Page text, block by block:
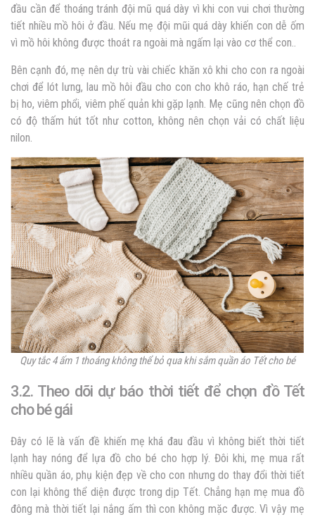
đầu cần để thoáng tránh đội mũ quá dày vì khi con vui chơi thường
tiết nhiều mồ hôi ở đầu. Nếu mẹ đội mũi quá dày khiến con dễ ốm
vì mồ hôi không được thoát ra ngoài mà ngấm lại vào cơ thể con..
Bên cạnh đó, mẹ nên dự trù vài chiếc khăn xô khi cho con ra ngoài
chơi để lót lưng, lau mồ hôi đầu cho con cho khô ráo, hạn chế trẻ
bị ho, viêm phổi, viêm phế quản khi gặp lạnh. Mẹ cũng nên chọn đồ
có độ thấm hút tốt như cotton, không nên chọn vải có chất liệu
nilon.
Quy tắc 4 ấm 1 thoáng không thể bỏ qua khi sắm quần áo Tết cho bé
3.2. Theo dõi dự báo thời tiết để chọn đồ Tết
cho bé gái
Đây có lẽ là vấn đề khiến mẹ khá đau đầu vì không biết thời tiết
lạnh hay nóng để lựa đồ cho bé cho hợp lý. Đôi khi, mẹ mua rất
nhiều quần áo, phụ kiện đẹp về cho con nhưng do thay đổi thời tiết
con lại không thể diện được trong dịp Tết. Chẳng hạn mẹ mua đồ
đông mà thời tiết lại nắng ấm thì con không mặc được. Vì vậy mẹ